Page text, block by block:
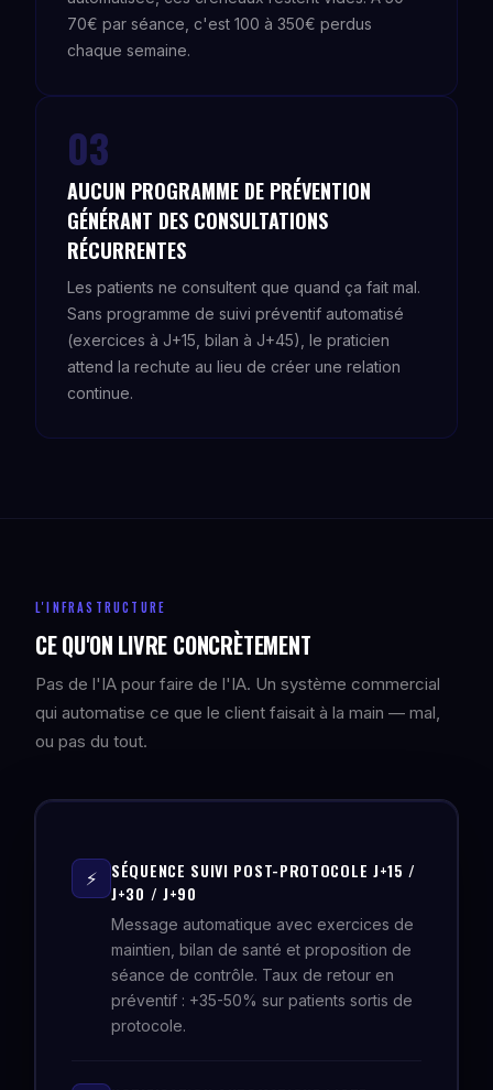
70€ par séance, c'est 100 à 350€ perdus
chaque semaine.
03
AUCUN PROGRAMME DE PRÉVENTION
GÉNÉRANT DES CONSULTATIONS
RÉCURRENTES
Les patients ne consultent que quand ça fait mal.
Sans programme de suivi préventif automatisé
(exercices à J+15, bilan à J+45), le praticien
attend la rechute au lieu de créer une relation
continue.
L'INFRASTRUCTURE
CE QU'ON LIVRE CONCRÈTEMENT
Pas de l'IA pour faire de l'IA. Un système commercial
qui automatise ce que le client faisait à la main — mal,
ou pas du tout.
⚡
SÉQUENCE SUIVI POST-PROTOCOLE J+15 /
J+30 / J+90
Message automatique avec exercices de
maintien, bilan de santé et proposition de
séance de contrôle. Taux de retour en
préventif : +35-50% sur patients sortis de
protocole.